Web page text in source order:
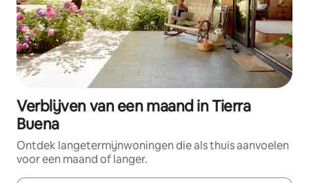
Verblijven van een maand in Tierra
Buena
Ontdek langetermijnwoningen die als thuis aanvoelen
voor een maand of langer.